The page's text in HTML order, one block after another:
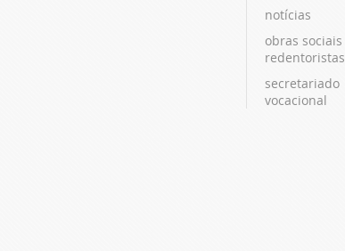
notícias
obras sociais
redentoristas
secretariado
vocacional